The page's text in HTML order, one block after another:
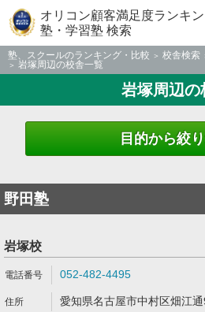
オリコン顧客満足度ランキ
塾・学習塾 検索
塾、スクールのランキング・比較 校舎検索
岩塚周辺の校舎一覧
岩塚周辺の
目的から絞
野田塾
岩塚校
052-482-4495
愛知県名古屋市中村区畑江